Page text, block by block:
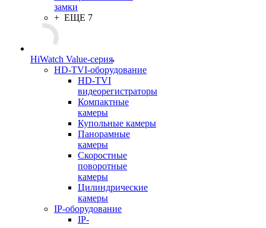
замки
+ ЕЩЕ 7
HiWatch Value-серия
HD-TVI-оборудование
HD-TVI
видеорегистраторы
Компактные
камеры
Купольные камеры
Панорамные
камеры
Скоростные
поворотные
камеры
Цилиндрические
камеры
IP-оборудование
IP-